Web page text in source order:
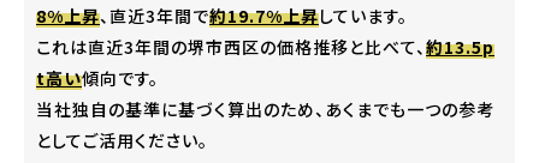
8%上昇、直近3年間で約19.7%上昇しています。
これは直近3年間の堺市西区の価格推移と比べて、約13.5p
t高い傾向です。
当社独自の基準に基づく算出のため、あくまでも一つの参考
としてご活用ください。